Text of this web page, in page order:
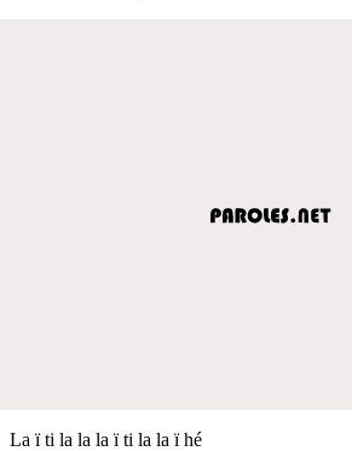
La ï ti la la la ï ti la la ï hé